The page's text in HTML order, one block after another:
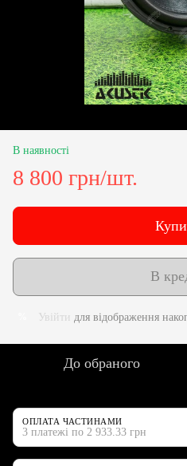
В наявності
8 800 грн/шт.
В
Увійти для відображення
До обраного
ОПЛАТА ЧАСТИНАМИ
3 платежі по 2 933.33 грн